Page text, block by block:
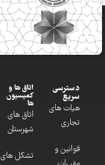
دسترسی
سریع
هیات های
تجاری
قوانین و
اتاق ها و
کمیسیون
ها
اتاق های
شهرستان
تشکل های